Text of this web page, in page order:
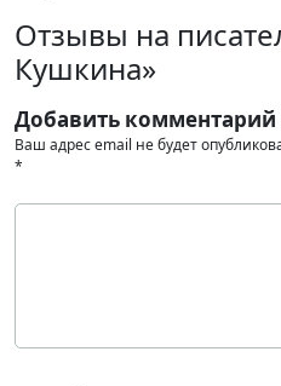
Отзывы на
Кушкина»
Добавить комментарий
Ваш адрес email не будет
*